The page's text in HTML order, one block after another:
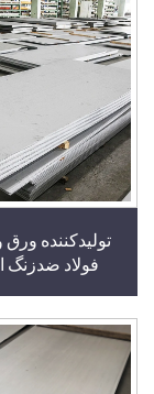
تولیدکننده
فولاد ضدزنگ